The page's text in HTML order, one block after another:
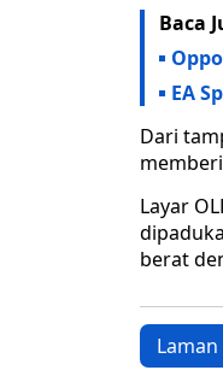
Baca
EA
Dari
Layar
berat